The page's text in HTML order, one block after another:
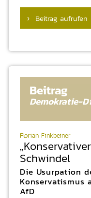
› Beitrag aufrufen
Beitrag
Demokratie-
Florian Finkbeiner
Schwindel
Die Usurpation
Konservatismus
AfD